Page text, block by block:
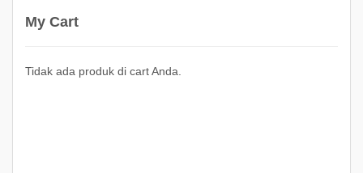
My Cart
Tidak ada produk di cart Anda.